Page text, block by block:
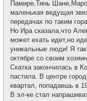
Памире,Тянь
маленькая ведущая
передачах по таким
Но Ира сказала,что
может ехать идет,но
уникальные люди! Я так
октябре со своим
Скатка закончилась в
пастила. В центре
квартал, попадаешь в
В эл-ке стал